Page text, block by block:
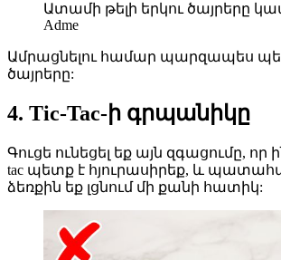
Ատամի թելի երկու ծայրերը
Adme
Ամրացնելու համար պարզապես
ծայրերը:
4. Tic-Tac-ի գրպանիկը
Գուցե ունեցել եք այն զգացումը, որ
tac պետք է հյուրասիրեք, և
ձեռքին եք լցնում մի քանի հատիկ: